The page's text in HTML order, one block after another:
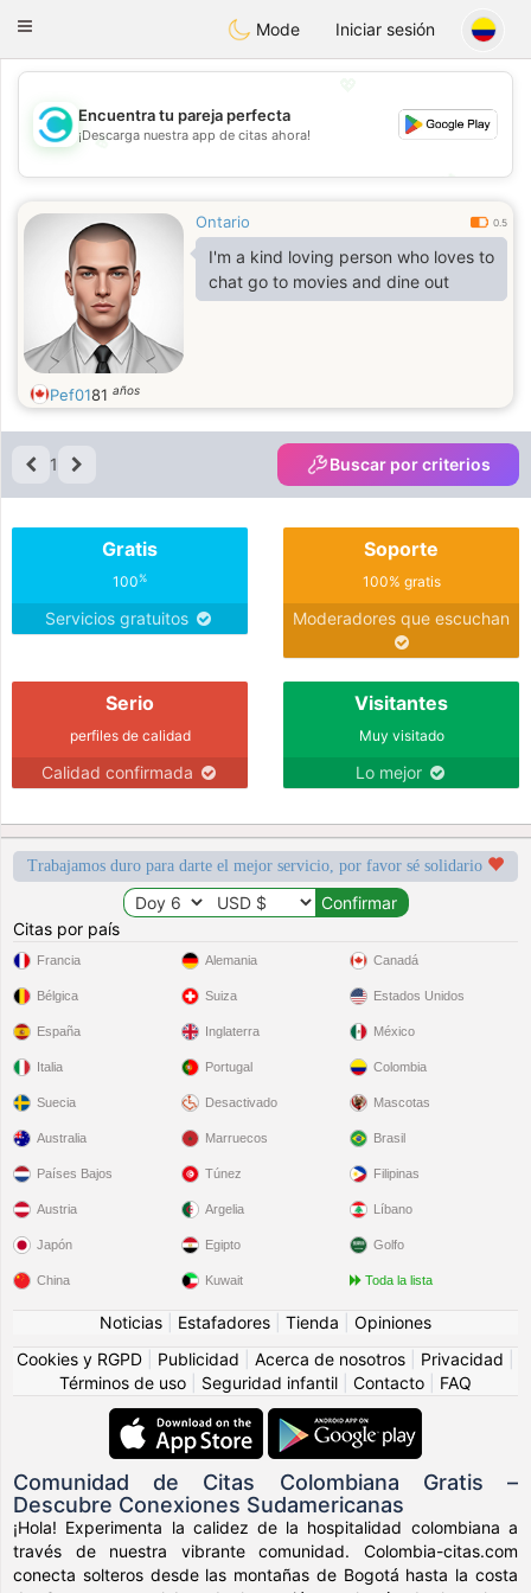
olombiaCitas
Toggle
Mode Iniciar sesión
💖
💕
Encuentra tu pareja perfecta
¡Descarga nuestra app de citas ahora!
Ontario 0.5
I'm a kind loving person who loves to
chat go to movies and dine out
Pef0181 años
1 Buscar por criterios
Gratis
100%
Servicios gratuitos
Soporte
100% gratis
Moderadores que escuchan
Serio
perfiles de calidad
Calidad confirmada
Visitantes
Muy visitado
Lo mejor
Trabajamos duro para darte el mejor servicio, por favor sé solidario
Citas por país
Francia
Bélgica
España
Italia
Suecia
Alemania
Suiza
Inglaterra
Portugal
Desactivado
Canadá
Estados Unidos
México
Colombia
Mascotas
Australia
Países Bajos
Austria
Japón
China
Marruecos
Túnez
Argelia
Egipto
Kuwait
Brasil
Filipinas
Líbano
Golfo
Toda la lista
Noticias Estafadores Tienda
Opiniones
Cookies y RGPD
Publicidad Acerca de nosotros Privacidad
Términos de uso
Seguridad infantil Contacto FAQ
Comunidad de Citas Colombiana Gratis –
Descubre Conexiones Sudamericanas
¡Hola! Experimenta la calidez de la hospitalidad colombiana a
través de nuestra vibrante comunidad. Colombia-citas.com
conecta solteros desde las montañas de Bogotá hasta la costa